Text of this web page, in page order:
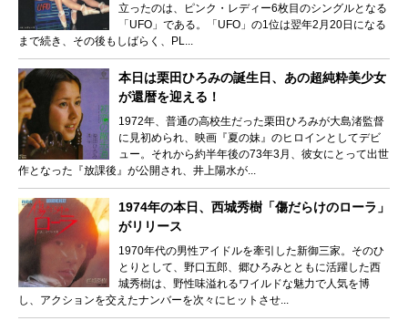
立ったのは、ピンク・レディー6枚目のシングルとなる
「UFO」である。「UFO」の1位は翌年2月20日になる
まで続き、その後もしばらく、PL...
本日は栗田ひろみの誕生日、あの超純粋美少女
が還暦を迎える！
1972年、普通の高校生だった栗田ひろみが大島渚監督
に見初められ、映画『夏の妹』のヒロインとしてデビ
ュー。それから約半年後の73年3月、彼女にとって出世
作となった『放課後』が公開され、井上陽水が...
1974年の本日、西城秀樹「傷だらけのローラ」
がリリース
1970年代の男性アイドルを牽引した新御三家。そのひ
とりとして、野口五郎、郷ひろみとともに活躍した西
城秀樹は、野性味溢れるワイルドな魅力で人気を博
し、アクションを交えたナンバーを次々にヒットさせ...